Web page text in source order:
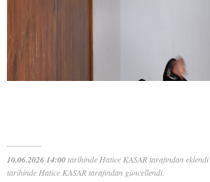
10.06.2026 14:00tarihinde Hatice KASAR tarafından eklendi ,
tarihinde Hatice KASAR tarafından güncellendi.